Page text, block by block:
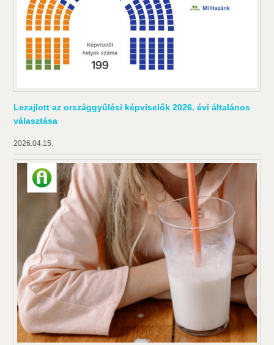
Lezajlott az országgyűlési képviselők 2026. évi általános
választása
2026.04.15.